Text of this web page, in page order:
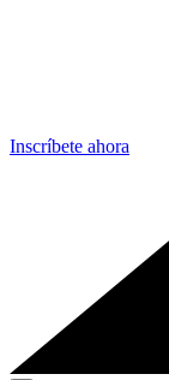
Inscríbete ahora